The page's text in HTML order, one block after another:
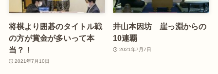
将棋より囲碁のタイトル戦
の方が賞金が多いって本
当？！
2021年7月10日
井山本因坊 崖っ淵からの
10連覇
2021年7月7日